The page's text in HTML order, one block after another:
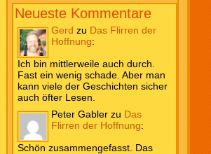
Neueste Kommentare
Gerd zu Das Flirren der
Hoffnung:
Ich bin mittlerweile auch durch.
Fast ein wenig schade. Aber man
kann viele der Geschichten sicher
auch öfter Lesen.
Peter Gabler zu Das
Flirren der Hoffnung:
Schön zusammengefasst. Das